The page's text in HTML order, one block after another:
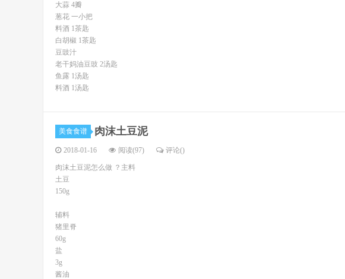
大蒜 4瓣
葱花 一小把
料酒 1茶匙
白胡椒 1茶匙
豆豉汁
老干妈油豆豉 2汤匙
鱼露 1汤匙
料酒 1汤匙
美食食谱 肉沫土豆泥
2018-01-16 阅读(97) 评论()
肉沫土豆泥怎么做 ？主料
土豆
150g
辅料
猪里脊
60g
盐
3g
酱油